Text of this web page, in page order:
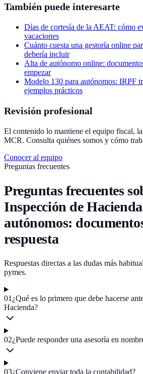
También puede interesarte
Días de cortesía de la AEAT: cómo
vacaciones
Cuánto cuesta una gestoría online
debería incluir
Alta de autónomo online:
empezar
Modelo 130 para autónomos: IRPF
ejemplos prácticos
Revisión profesional
El contenido lo mantiene el equipo fiscal,
MCR. Consulta quiénes somos y cómo
Conocer al equipo
Preguntas frecuentes
Preguntas frecuentes
Inspección de
autónomos:
respuesta
Respuestas directas a las dudas más
pymes.
01 ¿Qué es lo primero que debe hacerse
Hacienda?
02¿Puede responder una asesoría en
03¿Conviene enviar toda la contabilidad?